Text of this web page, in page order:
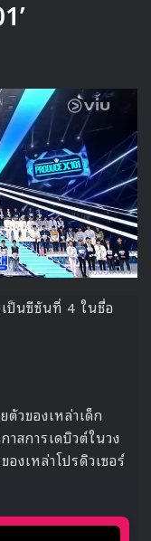
SegnoTour